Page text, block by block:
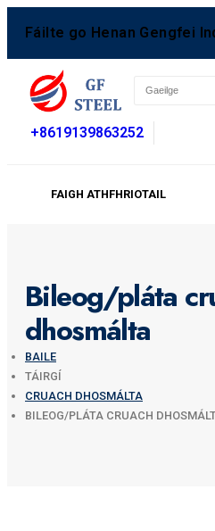
Fáilte go Henan Gengfei
+8619139863252
FAIGH ATHFHRIOTAIL
Bileog/pláta
dhosmálta
BAILE
TÁIRGÍ
CRUACH DHOSMÁLTA
BILEOG/PLÁTA CRUACH